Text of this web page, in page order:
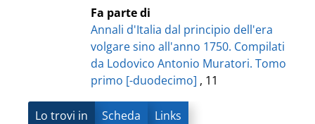
Fa parte di
Annali d'Italia dal principio dell'era
volgare sino all'anno 1750. Compilati
da Lodovico Antonio Muratori. Tomo
primo [-duodecimo] , 11
Lo trovi in Scheda Links